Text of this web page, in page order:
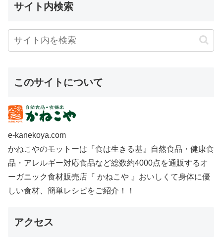
サイト内検索
このサイトについて
e-kanekoya.com
かねこやのモットーは『食は生きる基』自然食品・健康食
品・アレルギー対応食品など総数約4000点を通販するオ
ーガニック食材販売店『 かねこや 』おいしくて身体に優
しい食材、簡単レシピをご紹介！！
アクセス